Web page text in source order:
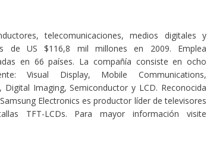
telecomunicaciones, medios digitales y
de US $116,8 mil millones en 2009. Emplea
en 66 países. La compañía consiste en ocho
Visual Display, Mobile Communications,
Imaging, Semiconductor y LCD. Reconocida
Electronics es productor líder de televisores
TFT-LCDs. Para mayor información visite